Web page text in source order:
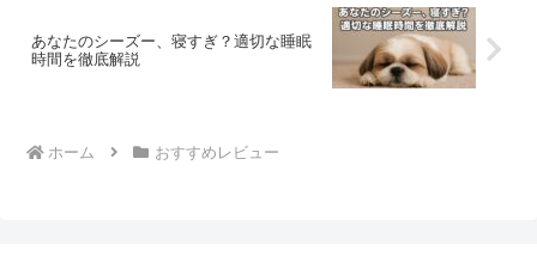
あなたのシーズー、寝すぎ？適切な睡眠
時間を徹底解説
ホーム おすすめレビュー